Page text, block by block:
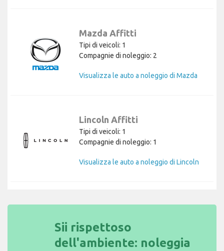
Mazda Affitti
Tipi di veicoli: 1
Compagnie di noleggio: 2
Visualizza le auto a noleggio di Mazda
Lincoln Affitti
Tipi di veicoli: 1
Compagnie di noleggio: 1
Visualizza le auto a noleggio di Lincoln
Sii rispettoso
dell'ambiente: noleggia